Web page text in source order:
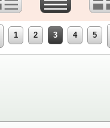
1 2 3 4 5